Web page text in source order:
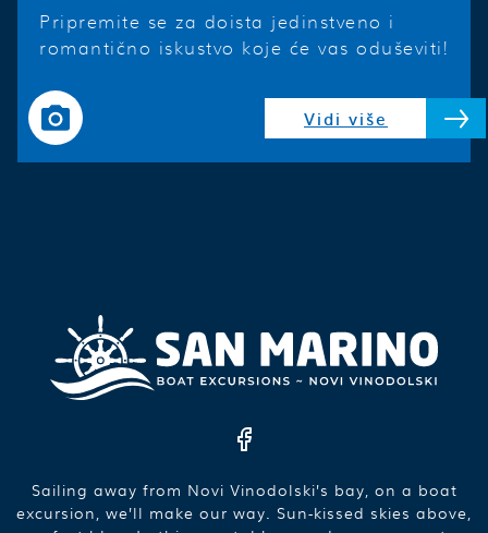
Pripremite se za doista jedinstveno i
romantično iskustvo koje će vas oduševiti!
Vidi više
Sailing away from Novi Vinodolski’s bay, on a boat
excursion, we’ll make our way. Sun-kissed skies above,